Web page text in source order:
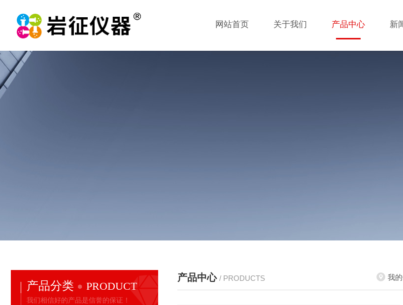
网站首页 关于我们 产品中心 新
产品中心 / PRODUCTS 我的
产品分类 PRODUCT
我们相信好的产品是信誉的保证！